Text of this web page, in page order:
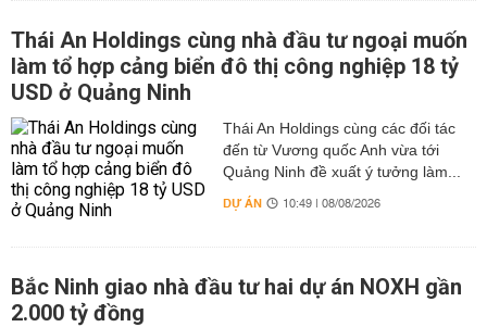
Thái An Holdings cùng nhà đầu tư ngoại muốn
làm tổ hợp cảng biển đô thị công nghiệp 18 tỷ
USD ở Quảng Ninh
Thái An Holdings cùng các đối tác
đến từ Vương quốc Anh vừa tới
Quảng Ninh đề xuất ý tưởng làm...
DỰ ÁN 10:49 | 08/08/2026
Bắc Ninh giao nhà đầu tư hai dự án NOXH gần
2.000 tỷ đồng